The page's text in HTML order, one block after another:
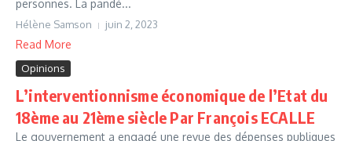
personnes. La pandé...
Hélène Samson juin 2, 2023
Read More
Opinions
L’interventionnisme économique de l’Etat du
18ème au 21ème siècle Par François ECALLE
Le gouvernement a engagé une revue des dépenses publiques